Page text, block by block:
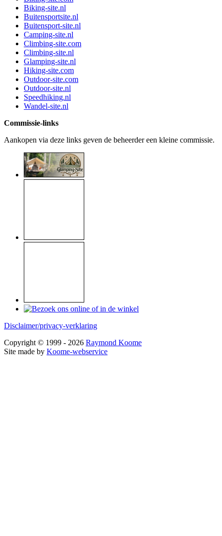
Biking-site.nl
Buitensportsite.nl
Buitensport-site.nl
Camping-site.nl
Climbing-site.com
Climbing-site.nl
Glamping-site.nl
Hiking-site.com
Outdoor-site.com
Outdoor-site.nl
Speedhiking.nl
Wandel-site.nl
Commissie-links
Aankopen via deze links geven de beheerder een kleine commissie.
Disclaimer/privacy-verklaring
Copyright © 1999 - 2026 Raymond Koome
Site made by Koome-webservice